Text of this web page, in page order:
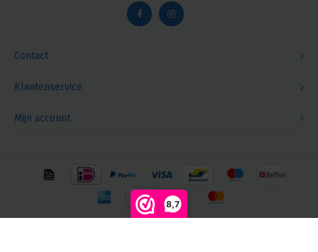
8,7
Contact
Klantenservice
Mijn account